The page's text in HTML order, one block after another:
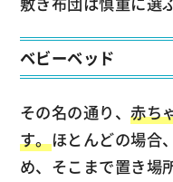
ベビーベッド
その名の通り、赤ち
す。ほとんどの場合
め、そこまで置き場